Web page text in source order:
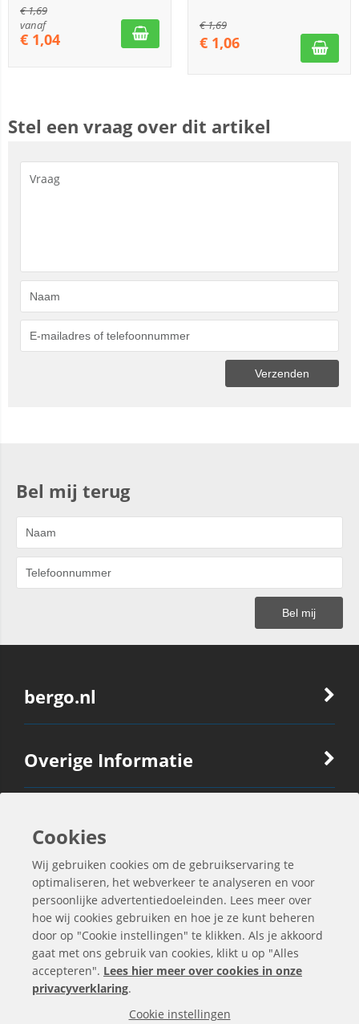
€1,69
vanaf
€ 1,04
€1,69
€ 1,06
Stel een vraag over dit artikel
Bel mij terug
bergo.nl
Overige Informatie
Ook Interessant
Contactgegevens
Cookies
Wij gebruiken cookies om de gebruikservaring te
optimaliseren, het webverkeer te analyseren en voor
persoonlijke advertentiedoeleinden. Lees meer over
hoe wij cookies gebruiken en hoe je ze kunt beheren
door op "Cookie instellingen" te klikken. Als je akkoord
gaat met ons gebruik van cookies, klikt u op "Alles
accepteren". Lees hier meer over cookies in onze
privacyverklaring.
Cookie instellingen